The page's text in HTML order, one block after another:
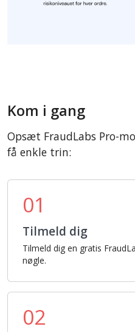
Kom i gang
Opsæt FraudLabs Pro-
få enkle trin:
01
Tilmeld dig
Tilmeld dig en gratis
nøgle.
02